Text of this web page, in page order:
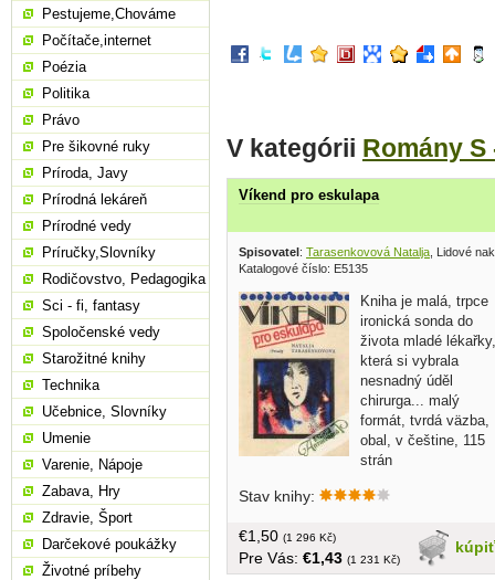
V kategórii Romány S
Víkend pro eskulapa
Spisovatel: Tarasenkovová Natalja , Lidové
Katalogové číslo: E5135
Kniha je malá, trpce
ironická sonda do
života mladé lékařky,
která si vybrala
nesnadný úděl
chirurga... malý
formát, tvrdá väzba,
obal, v češtine, 115
strán
Stav knihy:
kúpiť
€1,50 (1 296 Kč)
Pre Vás: €1,43 (1 231 Kč)
Pestujeme,Chováme
Počítače,internet
Poézia
Politika
Právo
Pre šikovné ruky
Príroda, Javy
Prírodná lekáreň
Prírodné vedy
Príručky,Slovníky
Rodičovstvo, Pedagogika
Sci - fi, fantasy
Spoločenské vedy
Starožitné knihy
Technika
Učebnice, Slovníky
Umenie
Varenie, Nápoje
Zabava, Hry
Zdravie, Šport
Darčekové poukážky
Životné príbehy